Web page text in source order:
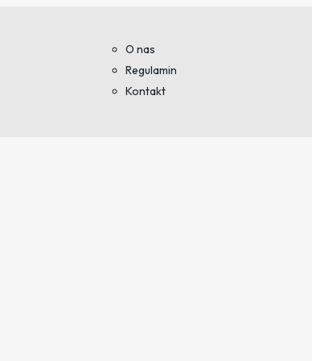
O nas
Regulamin
Kontakt